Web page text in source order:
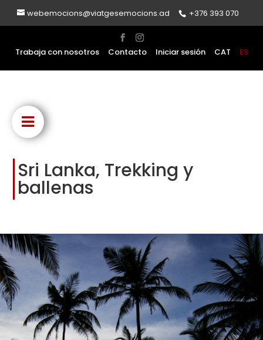
webemocions@viatgesemocions.ad +376 393 070
Trabaja con nosotros Contacto Iniciar sesión CAT ES
Sri Lanka, Trekking y
ballenas